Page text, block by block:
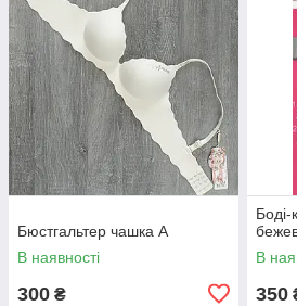
Бюстгальтер чашка А
В наявності
300 ₴
Боді-
В
350